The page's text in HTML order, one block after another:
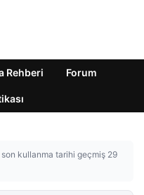
Rehberi Forum
son kullanma tarihi geçmiş 29